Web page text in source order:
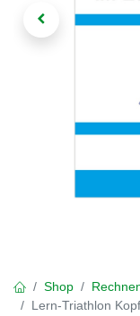
Shop
Lern-Triathlon